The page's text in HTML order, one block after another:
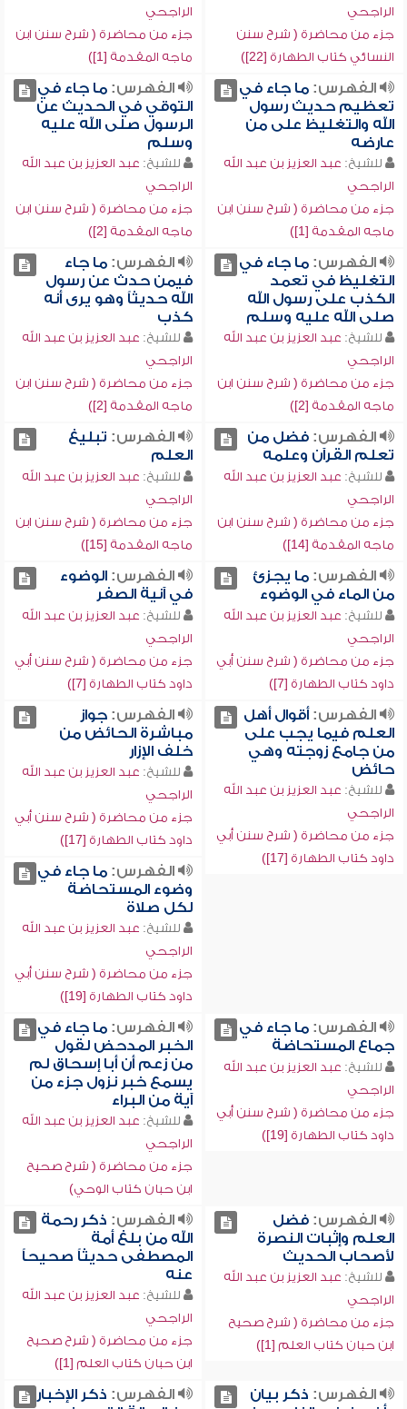
الراجحي
جزء من محاضرة ( شرح سنن
النسائي كتاب الطهارة [22])
الراجحي
جزء من محاضرة ( شرح سنن ابن
ماجه المقدمة [1])
الفهرس:ما جاء في
تعظيم حديث رسول
الله والتغليظ على من
عارضه
للشيخ: عبد العزيز بن عبد الله
الراجحي
جزء من محاضرة ( شرح سنن ابن
ماجه المقدمة [1])
الفهرس:ما جاء في
التوقي في الحديث عن
الرسول صلى الله عليه
وسلم
للشيخ: عبد العزيز بن عبد الله
الراجحي
جزء من محاضرة ( شرح سنن ابن
ماجه المقدمة [2])
الفهرس:ما جاء في
التغليظ في تعمد
الكذب على رسول الله
صلى الله عليه وسلم
للشيخ: عبد العزيز بن عبد الله
الراجحي
جزء من محاضرة ( شرح سنن ابن
ماجه المقدمة [2])
الفهرس:ما جاء
فيمن حدث عن رسول
الله حديثاً وهو يرى أنه
كذب
للشيخ: عبد العزيز بن عبد الله
الراجحي
جزء من محاضرة ( شرح سنن ابن
ماجه المقدمة [2])
الفهرس:فضل من
تعلم القرآن وعلمه
للشيخ: عبد العزيز بن عبد الله
الراجحي
جزء من محاضرة ( شرح سنن ابن
ماجه المقدمة [14])
الفهرس: تبليغ
العلم
للشيخ: عبد العزيز بن عبد الله
الراجحي
جزء من محاضرة ( شرح سنن ابن
ماجه المقدمة [15])
الفهرس:ما يجزئ
من الماء في الوضوء
للشيخ: عبد العزيز بن عبد الله
الراجحي
جزء من محاضرة ( شرح سنن أبي
داود كتاب الطهارة [7])
الفهرس:الوضوء
في آنية الصفر
للشيخ: عبد العزيز بن عبد الله
الراجحي
جزء من محاضرة ( شرح سنن أبي
داود كتاب الطهارة [7])
الفهرس:أقوال أهل
العلم فيما يجب على
من جامع زوجته وهي
حائض
للشيخ: عبد العزيز بن عبد الله
الراجحي
جزء من محاضرة ( شرح سنن أبي
داود كتاب الطهارة [17])
الفهرس:جواز
مباشرة الحائض من
خلف الإزار
للشيخ: عبد العزيز بن عبد الله
الراجحي
جزء من محاضرة ( شرح سنن أبي
داود كتاب الطهارة [17])
الفهرس:ما جاء في
وضوء المستحاضة
لكل صلاة
للشيخ: عبد العزيز بن عبد الله
الراجحي
جزء من محاضرة ( شرح سنن أبي
داود كتاب الطهارة [19])
الفهرس:ما جاء في
جماع المستحاضة
للشيخ: عبد العزيز بن عبد الله
الراجحي
جزء من محاضرة ( شرح سنن أبي
داود كتاب الطهارة [19])
الفهرس:ما جاء في
الخبر المدحض لقول
من زعم أن أبا إسحاق لم
يسمع خبر نزول جزء من
آية من البراء
للشيخ: عبد العزيز بن عبد الله
الراجحي
جزء من محاضرة ( شرح صحيح
ابن حبان كتاب الوحي)
الفهرس:فضل
العلم وإثبات النصرة
لأصحاب الحديث
للشيخ: عبد العزيز بن عبد الله
الراجحي
جزء من محاضرة ( شرح صحيح
ابن حبان كتاب العلم [1])
الفهرس: ذكر رحمة
الله من بلغ أمة
المصطفى حديثاً صحيحاً
عنه
للشيخ: عبد العزيز بن عبد الله
الراجحي
جزء من محاضرة ( شرح صحيح
ابن حبان كتاب العلم [1])
الفهرس: ذكر بيان
الفهرس: ذكر الإخبار